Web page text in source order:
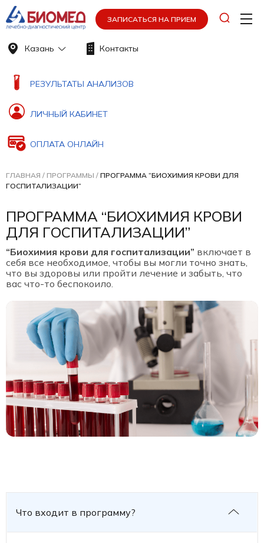
ЗАПИСАТЬСЯ НА ПРИЕМ
РЕЗУЛЬТАТЫ АНАЛИЗОВ
ЛИЧНЫЙ КАБИНЕТ
ОПЛАТА ОНЛАЙН
Казань Контакты
ГЛАВНАЯ / ПРОГРАММЫ / ПРОГРАММА “БИОХИМИЯ КРОВИ ДЛЯ
ГОСПИТАЛИЗАЦИИ”
ПРОГРАММА “БИОХИМИЯ КРОВИ
ДЛЯ ГОСПИТАЛИЗАЦИИ”
“Биохимия крови для госпитализации” включает в
себя все необходимое, чтобы вы могли точно знать,
что вы здоровы или пройти лечение и забыть, что
вас что-то беспокоило.
Что входит в программу?